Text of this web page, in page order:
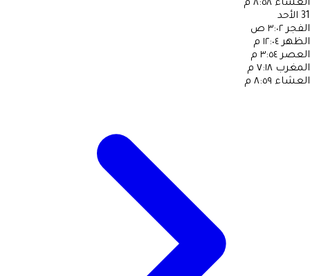
العشاء ٨:٥٨ م
31 الأحد
الفجر ٣:٠٢ ص
الظهر ١٢:٠٤ م
العصر ٣:٥٤ م
المغرب ٧:١٨ م
العشاء ٨:٥٩ م